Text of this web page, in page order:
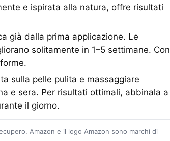
e ispirata alla natura, offre risultati
già dalla prima applicazione. Le
solitamente in 1–5 settimane. Con
sulla pelle pulita e massaggiare
e sera. Per risultati ottimali, abbinala a
il giorno.
Amazon e il logo Amazon sono marchi di